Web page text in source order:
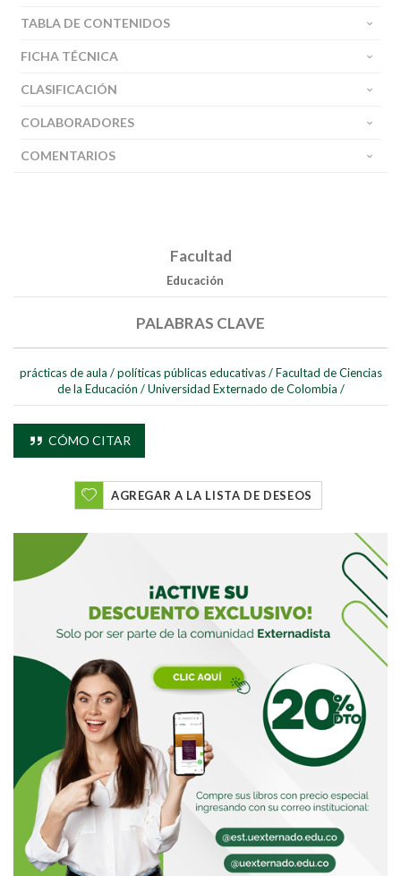
Buscar
Buscar
TABLA DE CONTENIDOS
FICHA TÉCNICA
CLASIFICACIÓN
COLABORADORES
COMENTARIOS
Facultad
Educación
PALABRAS CLAVE
prácticas de aula / políticas públicas educativas / Facultad de Ciencias
de la Educación / Universidad Externado de Colombia /
CÓMO CITAR
AGREGAR A LA LISTA DE DESEOS